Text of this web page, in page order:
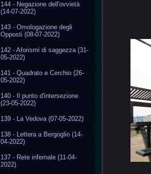
144 - Negazione dell'ovvietà
(14-07-2022)
143 - Omologazione degli
Opposti (08-07-2022)
142 - Aforismi di saggezza (31-
05-2022)
141 - Quadrato e Cerchio (26-
05-2022)
140 - Il punto d'intersezione
(23-05-2022)
139 - La Vedova (07-05-2022)
138 - Lettera a Bergoglio (14-
04-2022)
137 - Rete infernale (11-04-
2022)